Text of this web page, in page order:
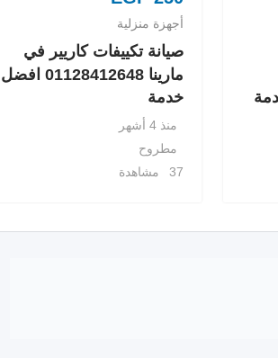
أجهزة منزلية
صيانة تكييفات كاريير في
مارينا 01128412648 افضل
خدمة
منذ 4 أشهر
مطروح
37 مشاهدة